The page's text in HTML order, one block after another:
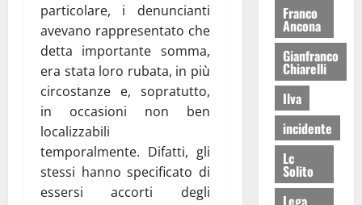
particolare, i denuncianti
avevano rappresentato che
detta importante somma,
era stata loro rubata, in più
circostanze e, sopratutto,
in occasioni non ben
localizzabili
temporalmente. Difatti, gli
stessi hanno specificato di
essersi accorti degli
Franco
Ancona
Gianfranco
Chiarelli
Ilva
incidente
Lc
Solito
Lega